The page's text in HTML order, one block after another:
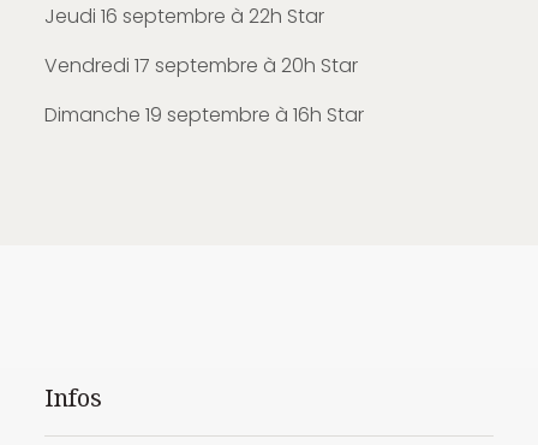
Jeudi 16 septembre à 22h Star
Vendredi 17 septembre à 20h Star
Dimanche 19 septembre à 16h Star
Infos